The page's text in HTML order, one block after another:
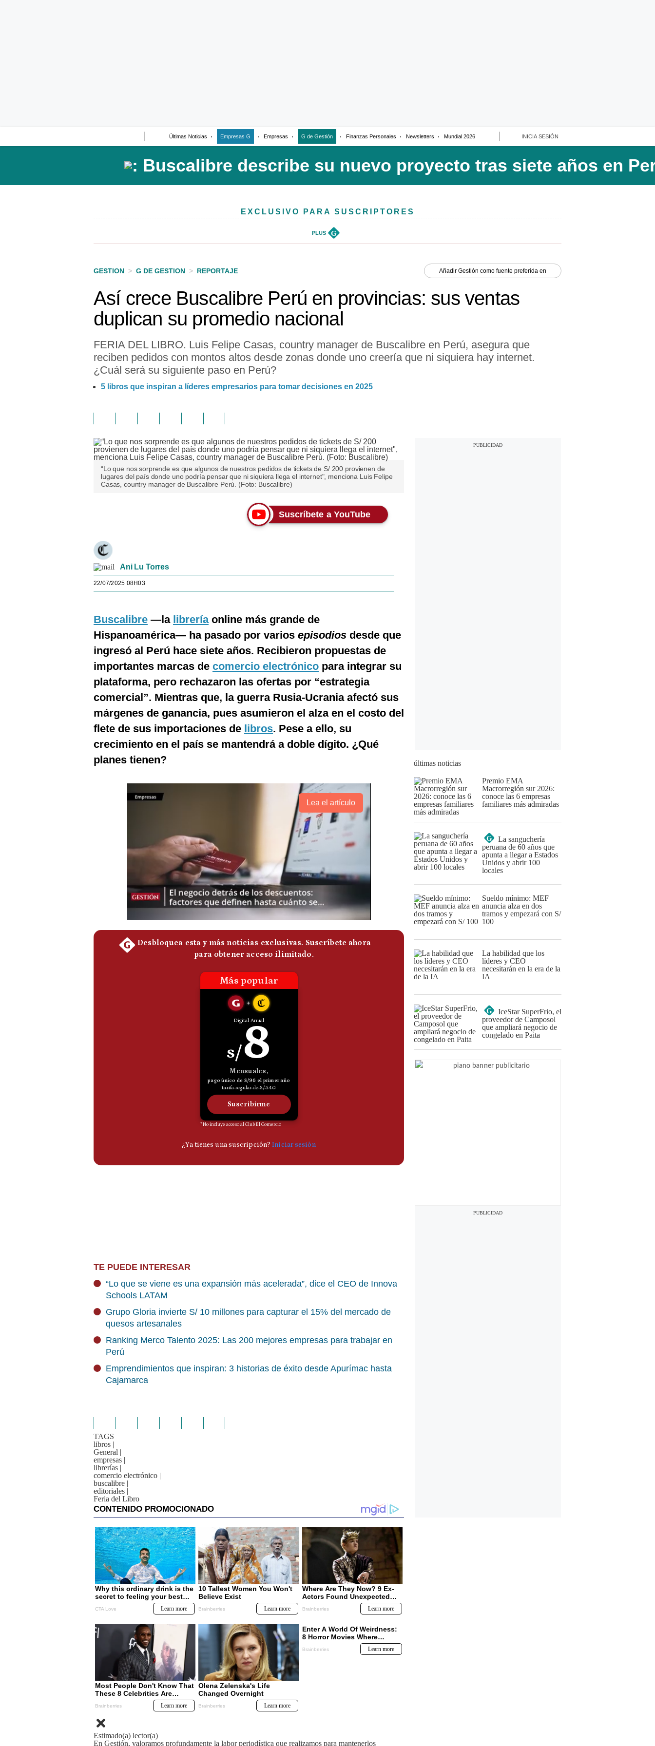
Últimas Noticias Empresas G Empresas G de Gestión Finanzas Personales Newsletters Mundial 2026 INICIA SESIÓN
EXCLUSIVO PARA SUSCRIPTORES
PLUS G
GESTION > G DE GESTION > REPORTAJE Añadir Gestión como fuente preferida en
Así crece Buscalibre Perú en provincias: sus ventas
duplican su promedio nacional
FERIA DEL LIBRO. Luis Felipe Casas, country manager de Buscalibre en Perú, asegura que
reciben pedidos con montos altos desde zonas donde uno creería que ni siquiera hay internet.
¿Cuál será su siguiente paso en Perú?
5 libros que inspiran a líderes empresarios para tomar decisiones en 2025
“Lo que nos sorprende es que algunos de nuestros pedidos de tickets de S/ 200 provienen de
lugares del país donde uno podría pensar que ni siquiera llega el internet", menciona Luis Felipe
Casas, country manager de Buscalibre Perú. (Foto: Buscalibre)
Suscríbete a YouTube
Ani Lu Torres
22/07/2025 08H03
Buscalibre —la libreríaonline más grande de
Hispanoamérica— ha pasado por varios episodios desde que
ingresó al Perú hace siete años. Recibieron propuestas de
importantes marcas de comercio electrónico para integrar su
plataforma, pero rechazaron las ofertas por “estrategia
comercial”. Mientras que, la guerra Rusia-Ucrania afectó sus
márgenes de ganancia, pues asumieron el alza en el costo del
flete de sus importaciones de libros. Pese a ello, su
crecimiento en el país se mantendrá a doble dígito. ¿Qué
planes tienen?
Lea el artículo
TE PUEDE INTERESAR
“Lo que se viene es una expansión más acelerada”, dice el CEO de Innova
Schools LATAM
Grupo Gloria invierte S/ 10 millones para capturar el 15% del mercado de
quesos artesanales
Ranking Merco Talento 2025: Las 200 mejores empresas para trabajar en
Perú
Emprendimientos que inspiran: 3 historias de éxito desde Apurímac hasta
Cajamarca
TAGS
libros |
General |
empresas |
librerías |
comercio electrónico |
buscalibre |
editoriales |
Feria del Libro
Estimado(a) lector(a)
En Gestión, valoramos profundamente la labor periodística que realizamos para mantenerlos
últimas noticias
Premio EMA
Macrorregión sur 2026:
conoce las 6 empresas
familiares más admiradas
G
La sanguchería
peruana de 60 años que
apunta a llegar a Estados
Unidos y abrir 100
locales
Sueldo mínimo: MEF
anuncia alza en dos
tramos y empezará con S/
100
La habilidad que los
líderes y CEO
necesitarán en la era de la
IA
G
IceStar SuperFrio, el
proveedor de Camposol
que ampliará negocio de
congelado en Paita